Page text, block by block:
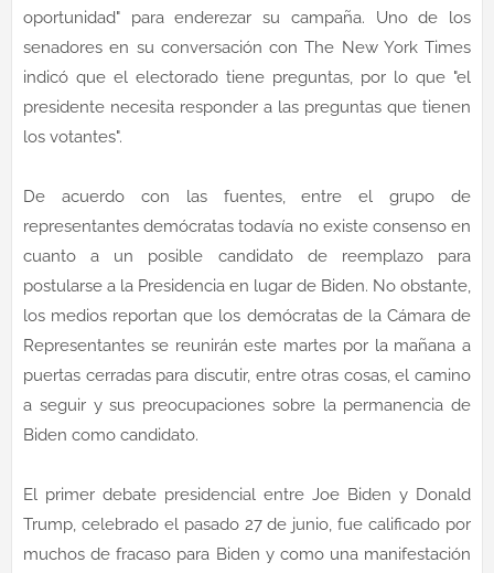
oportunidad" para enderezar su campaña. Uno de los
senadores en su conversación con The New York Times
indicó que el electorado tiene preguntas, por lo que "el
presidente necesita responder a las preguntas que tienen
los votantes".
De acuerdo con las fuentes, entre el grupo de
representantes demócratas todavía no existe consenso en
cuanto a un posible candidato de reemplazo para
postularse a la Presidencia en lugar de Biden. No obstante,
los medios reportan que los demócratas de la Cámara de
Representantes se reunirán este martes por la mañana a
puertas cerradas para discutir, entre otras cosas, el camino
a seguir y sus preocupaciones sobre la permanencia de
Biden como candidato.
El primer debate presidencial entre Joe Biden y Donald
Trump, celebrado el pasado 27 de junio, fue calificado por
muchos de fracaso para Biden y como una manifestación